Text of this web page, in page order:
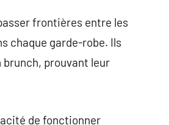
frontières entre les
chaque garde-robe. Ils
brunch, prouvant leur
de fonctionner